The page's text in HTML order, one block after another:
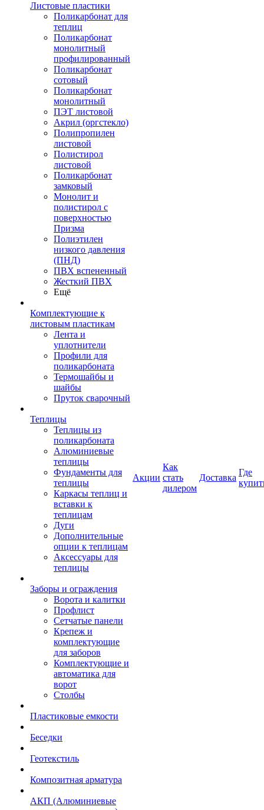
Листовые пластики
Поликарбонат для
теплиц
Поликарбонат
монолитный
профилированный
Поликарбонат
сотовый
Поликарбонат
монолитный
ПЭТ листовой
Акрил (оргстекло)
Полипропилен
листовой
Полистирол
листовой
Поликарбонат
замковый
Монолит и
полистирол с
поверхностью
Призма
Полиэтилен
низкого давления
(ПНД)
ПВХ вспененный
Жесткий ПВХ
Ещё
Комплектующие к
листовым пластикам
Лента и
уплотнители
Профили для
поликарбоната
Термошайбы и
шайбы
Пруток сварочный
Теплицы
Теплицы из
поликарбоната
Алюминиевые
теплицы
Фундаменты для
теплицы
Каркасы теплиц и
вставки к
теплицам
Дуги
Дополнительные
опции к теплицам
Аксессуары для
теплицы
Заборы и ограждения
Ворота и калитки
Профлист
Сетчатые панели
Крепеж и
комплектующие
для заборов
Комплектующие и
автоматика для
ворот
Столбы
Пластиковые емкости
Беседки
Геотекстиль
Композитная арматура
АКП (Алюминиевые
Акции
Как
стать
дилером
Доставка
Где